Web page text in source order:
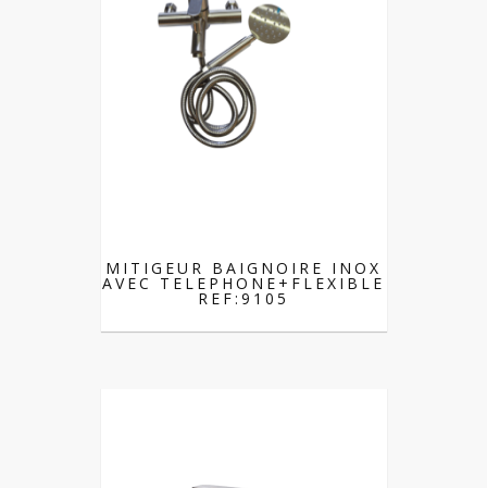
MITIGEUR BAIGNOIRE INOX
AVEC TELEPHONE+FLEXIBLE
REF:9105